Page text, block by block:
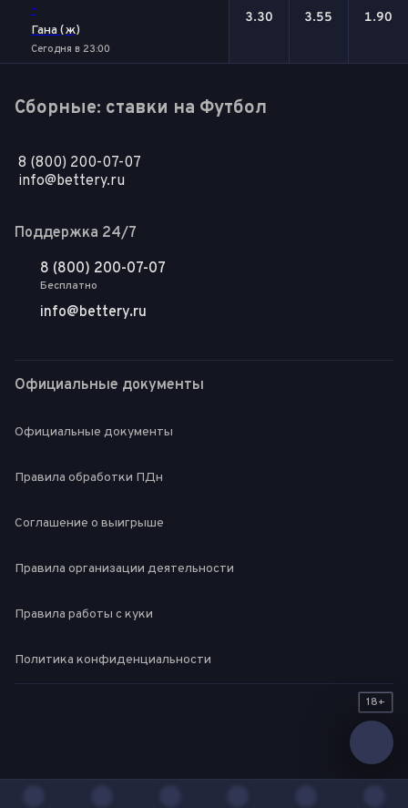
-
Гана (ж)
Сегодня в 23:00
3.30 3.55 1.90
Сборные: ставки на Футбол
8 (800) 200-07-07
info@bettery.ru
Поддержка 24/7
8 (800) 200-07-07
Бесплатно
info@bettery.ru
Официальные документы
Официальные документы
Правила обработки ПДн
Соглашение о выигрыше
Правила организации деятельности
Правила работы с куки
Политика конфиденциальности
18+